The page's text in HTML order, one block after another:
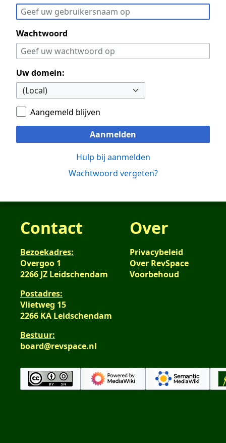
Wachtwoord
Uw domein:
Aangemeld blijven
Aanmelden
Hulp bij aanmelden
Wachtwoord vergeten?
Contact
Bezoekadres:
Overgoo 1
2266 JZ Leidschendam
Postadres:
Vlietweg 15
2266 KA Leidschendam
Bestuur:
board@revspace.nl
Over
Privacybeleid
Over RevSpace
Voorbehoud